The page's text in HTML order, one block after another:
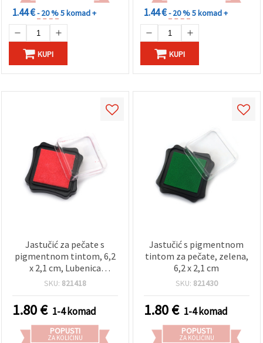
1.44 €- 20 %5 komad +
KUPI
1.44 €- 20 %5 komad +
KUPI
Jastučić za pečate s
pigmentnom tintom, 6,2
x 2,1 cm, Lubenica
(crvena) – za
DIY kreativne projekte
SKU: 821418
1.80€ 1-4 komad
POPUSTI
ZA KOLIČINU
Jastučić s pigmentnom
tintom za pečate, zelena,
6,2 x 2,1 cm
SKU: 821430
1.80€ 1-4 komad
POPUSTI
ZA KOLIČINU